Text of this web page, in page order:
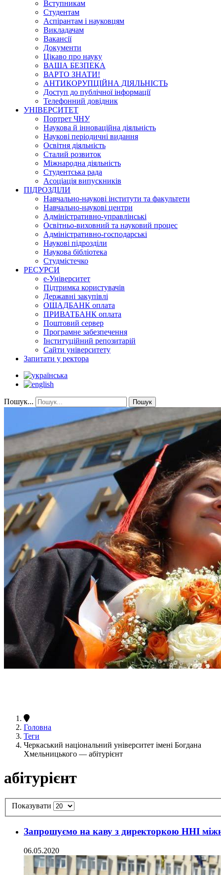
Вступникам
Студентам
Аспірантам і науковцям
Викладачам
Вакансії
Документи
Цікаво про науку
ВАША БЕЗПЕКА
ВАРТО ЗНАТИ!
АНТИКОРУПЦІЙНА ДІЯЛЬНІСТЬ
Доступ до публічної інформації
Телефонний довідник
УНІВЕРСИТЕТ
Портрет ЧНУ
Наукова й інноваційна діяльність
Наукові періодичні видання
Освітня діяльність
Сталий розвиток
Міжнародна діяльність
Студентська рада
Асоціація випускників
ПІДРОЗДІЛИ
Навчально-наукові інститути та факультети
Навчально-наукові центри
Адміністративно-управлінські
Освітньо-виховний та науковий процес
Адміністративно-господарські
Наукові підрозділи
Наукова бібліотека
Студмістечко
РЕСУРСИ
е-Університет
Підтримка користувачів
Державні закупівлі
ОЩАДБАНК оплата
ПРИВАТБАНК оплата
Поштовий сервер
Програмне забезпечення
Інституційний репозитарій
Сайти університету
Запитати у ректора
Пошук... Пошук
Головна
Теги
Черкаський національний університет імені Богдана
Хмельницького — абітурієнт
абітурієнт
Показувати
Запрошуємо на каву з директоркою ННІ
06.05.2020